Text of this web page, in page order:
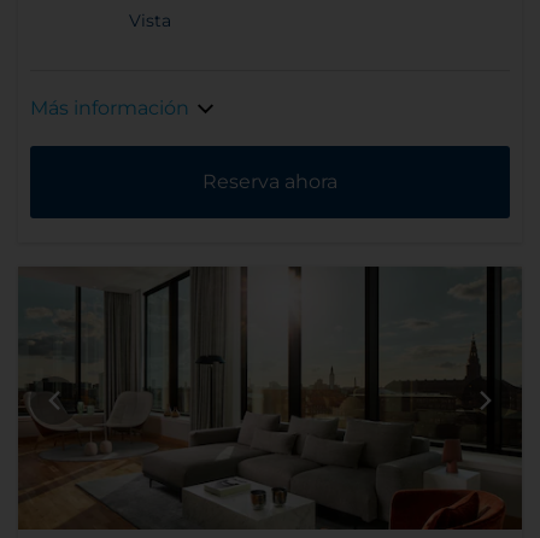
Vista
Más información
Reserva ahora